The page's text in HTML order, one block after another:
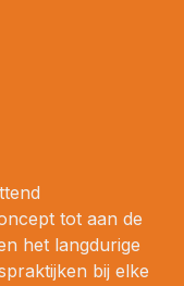
tot aan de
het langdurige
bij elke